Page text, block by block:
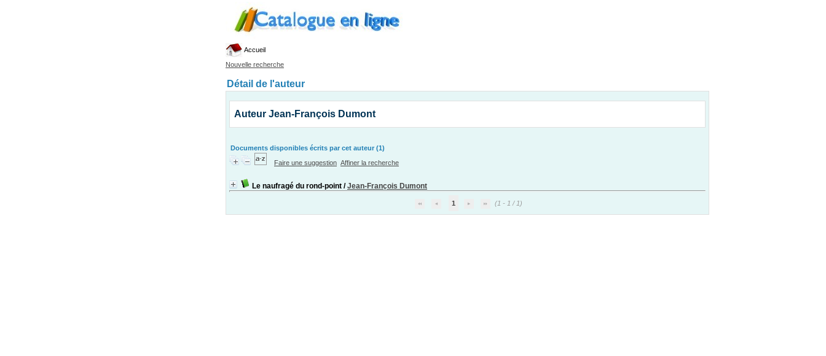
Accueil
Nouvelle recherche
Détail de l'auteur
Auteur Jean-François Dumont
Documents disponibles écrits par cet auteur (1)
Faire une suggestion Affiner la recherche
Le naufragé du rond-point /Jean-François Dumont
1 (1 - 1 / 1)